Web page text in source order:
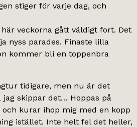
stiger för varje dag, och
veckorna gått väldigt fort. Det
nyss parades. Finaste lilla
kommer bli en toppenbra
tidigare, men nu är det
skippar det… Hoppas på
kurar ihop mig med en kopp
istället. Inte helt fel det heller,